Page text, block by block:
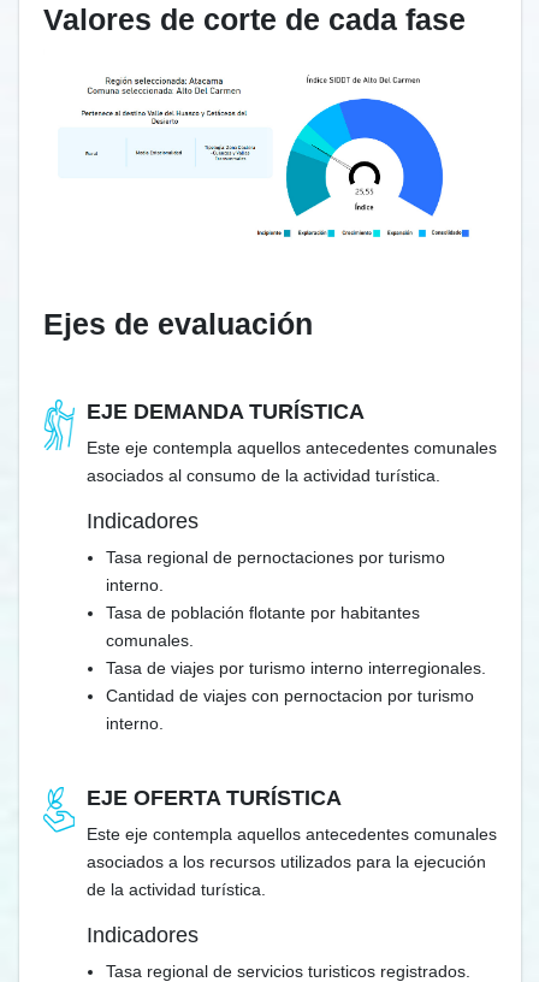
Valores de corte de cada fase
Ejes de evaluación
EJE DEMANDA TURÍSTICA
Este eje contempla aquellos antecedentes comunales
asociados al consumo de la actividad turística.
Indicadores
Tasa regional de pernoctaciones por turismo
interno.
Tasa de población flotante por habitantes
comunales.
Tasa de viajes por turismo interno interregionales.
Cantidad de viajes con pernoctacion por turismo
interno.
EJE OFERTA TURÍSTICA
Este eje contempla aquellos antecedentes comunales
asociados a los recursos utilizados para la ejecución
de la actividad turística.
Indicadores
Tasa regional de servicios turisticos registrados.